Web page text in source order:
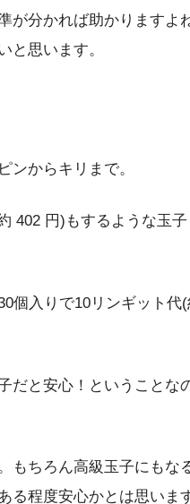
が分かれば助かりますよ
と思います。
ンからキリまで。
402 円)もするような玉
個入りで10リンギット代
だと安心！ということな
もちろん高級玉子にもな
程度安心かとは思います